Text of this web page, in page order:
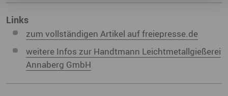
Links
zum vollständigen Artikel auf freiepresse.de
weitere Infos zur Handtmann Leichtmetallgießerei
Annaberg GmbH